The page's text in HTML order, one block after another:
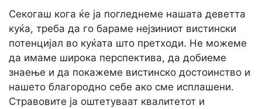
Секогаш кога ќе ја погледнеме нашата деветта
куќа, треба да го бараме нејзиниот вистински
потенцијал во куќата што претходи. Не можеме
да имаме широка перспектива, да добиеме
знаење и да покажеме вистинско достоинство и
нашето благородно себе ако сме исплашени.
Стравовите ја оштетуваат квалитетот и